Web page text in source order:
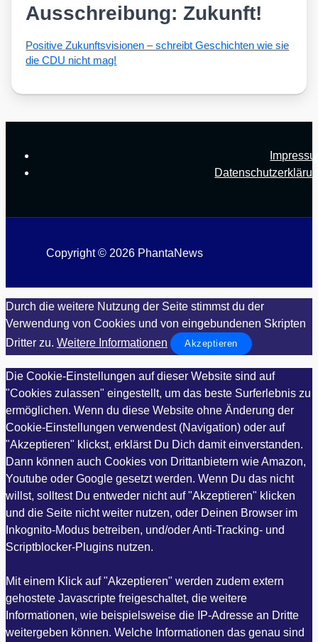
Ausschreibung: Zukunft!
Posi­ti­ve Zukunfts­vi­sio­nen – schreibt Geschich­ten wie sie
die CDU nicht mag!
Copyright © 2026 PhantaNews
Durch die weitere Nutzung der Seite stimmst du der
Verwendung von Cookies und von eingebundenen Skripten
Dritter zu. Weitere Informationen Akzeptieren
Die Cookie-Einstellungen auf dieser Website sind auf
"Cookies zulassen" eingestellt, um das beste Surferlebnis zu
ermöglichen. Wenn du diese Website ohne Änderung der
Cookie-Einstellungen verwendest (Navigation) oder auf
"Akzeptieren" klickst, erklärst Du Dich damit einverstanden.
Dann können auch Cookies von Drittanbietern wie Amazon,
Youtube oder Google gesetzt werden. Wenn Du das nicht
willst, solltest Du entweder nicht auf "Akzeptieren" klicken
und die Seite nicht weiter nutzen, oder Deinen Browser im
Inkognito-Modus betreiben, und/oder Anti-Tracking- und
Scriptblocker-Plugins nutzen.
Mit einem Klick auf "Akzeptieren" werden zudem extern
gehostete Javascripte freigeschaltet, die weitere
Informationen, wie beispielsweise die IP-Adresse an Dritte
weitergeben können. Welche Informationen das genau sind